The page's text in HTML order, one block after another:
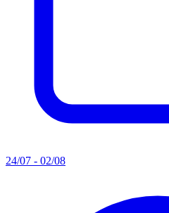
24/07 - 02/08